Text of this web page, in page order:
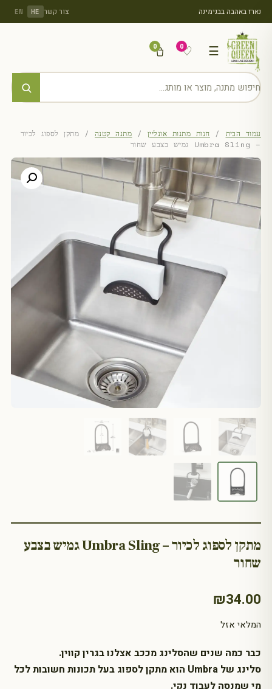
נארז באהבה בבנימינה צור קשר HE
EN
☰
♡
0
0
עמוד הבית / חנות מתנות אונליין / מתנה קטנה / מתקן לספוג לכיור
– Umbra Sling גמיש בצבע שחור
מתקן לספוג לכיור – Umbra Sling גמיש בצבע
שחור
₪34.00
כבר כמה שנים שהסלינג מככב אצלנו בגרין קווין.
סלינג של Umbra הוא מתקן לספוג בעל תכונות חשובות לכל
מי שמנסה לעבוד נקי.
המלאי אזל